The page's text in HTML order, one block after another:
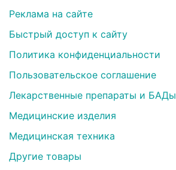
Реклама на сайте
Быстрый доступ к сайту
Политика конфиденциальности
Пользовательское соглашение
Лекарственные препараты и БАДы
Медицинские изделия
Медицинская техника
Другие товары